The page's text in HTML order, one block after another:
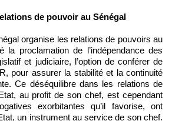
de pouvoir au Sénégal
organise les relations de pouvoirs au
la proclamation de l’indépendance des
et judiciaire, l’option de conférer de
pour assurer la stabilité et la continuité
Ce déséquilibre dans les relations de
au profit de son chef, est cependant
exorbitantes qu’il favorise, ont
un instrument au service de son chef.